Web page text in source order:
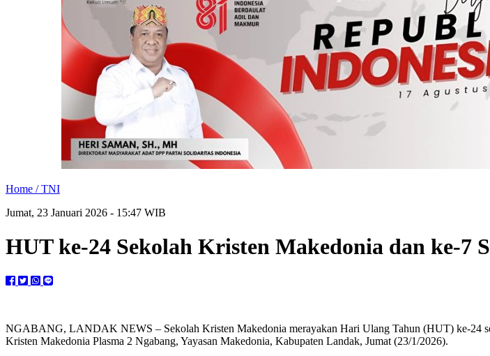
Home /TNI
Jumat, 23 Januari 2026 - 15:47 WIB
HUT ke-24 Sekolah Kristen Makedonia dan ke-7
NGABANG, LANDAK NEWS – Sekolah Kristen Makedonia merayakan Hari Ulang Tahun (HUT) ke-24
Kristen Makedonia Plasma 2 Ngabang, Yayasan Makedonia, Kabupaten Landak, Jumat (23/1/2026).